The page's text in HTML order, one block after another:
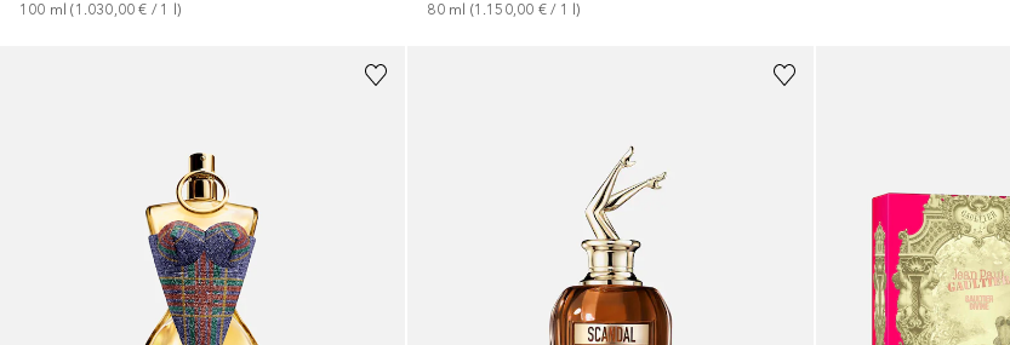
100 ml (1.030,00 € / 1 ) 80 ml (1.150,00 € / 1 l)
2Größen